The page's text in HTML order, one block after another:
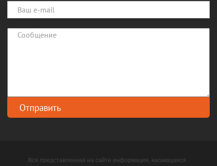
Вся представленная на сайте информация, касающаяся